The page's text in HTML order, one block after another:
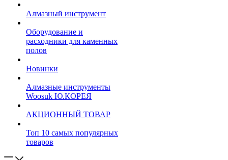
Алмазный инструмент
Оборудование и
расходники для каменных
полов
Новинки
Алмазные инструменты
Woosuk Ю.КОРЕЯ
АКЦИОННЫЙ ТОВАР
Топ 10 самых популярных
товаров